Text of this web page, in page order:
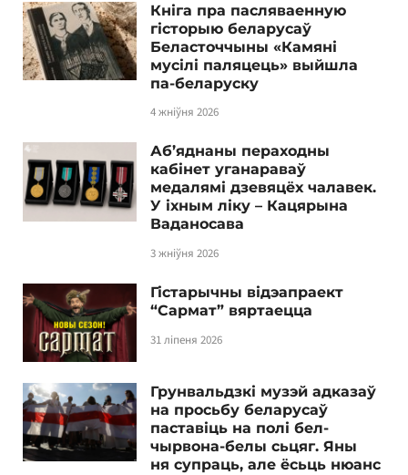
Кніга пра пасляваенную
гісторыю беларусаў
Беласточчыны «Камяні
мусілі паляцець» выйшла
па-беларуску
4 жніўня 2026
Аб’яднаны пераходны
кабінет уганараваў
медалямі дзевяцёх чалавек.
У іхным ліку – Кацярына
Ваданосава
3 жніўня 2026
Гістарычны відэапраект
“Сармат” вяртаецца
31 ліпеня 2026
Грунвальдзкі музэй адказаў
на просьбу беларусаў
паставіць на полі бел-
чырвона-белы сьцяг. Яны
ня супраць, але ёсьць нюанс